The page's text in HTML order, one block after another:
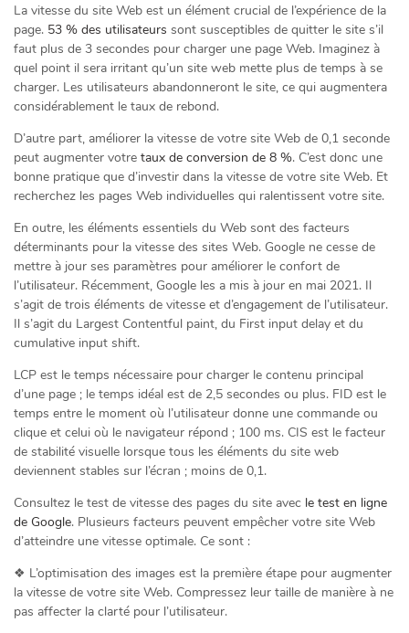
La vitesse du site Web est un élément crucial de l’expérience de la
page. 53 % des utilisateurs sont susceptibles de quitter le site s’il
faut plus de 3 secondes pour charger une page Web. Imaginez à
quel point il sera irritant qu’un site web mette plus de temps à se
charger. Les utilisateurs abandonneront le site, ce qui augmentera
considérablement le taux de rebond.
D’autre part, améliorer la vitesse de votre site Web de 0,1 seconde
peut augmenter votre taux de conversion de 8 %. C’est donc une
bonne pratique que d’investir dans la vitesse de votre site Web. Et
recherchez les pages Web individuelles qui ralentissent votre site.
En outre, les éléments essentiels du Web sont des facteurs
déterminants pour la vitesse des sites Web. Google ne cesse de
mettre à jour ses paramètres pour améliorer le confort de
l’utilisateur. Récemment, Google les a mis à jour en mai 2021. Il
s’agit de trois éléments de vitesse et d’engagement de l’utilisateur.
Il s’agit du Largest Contentful paint, du First input delay et du
cumulative input shift.
LCP est le temps nécessaire pour charger le contenu principal
d’une page ; le temps idéal est de 2,5 secondes ou plus. FID est le
temps entre le moment où l’utilisateur donne une commande ou
clique et celui où le navigateur répond ; 100 ms. CIS est le facteur
de stabilité visuelle lorsque tous les éléments du site web
deviennent stables sur l’écran ; moins de 0,1.
Consultez le test de vitesse des pages du site avec le test en ligne
de Google. Plusieurs facteurs peuvent empêcher votre site Web
d’atteindre une vitesse optimale. Ce sont :
❖ L’optimisation des images est la première étape pour augmenter
la vitesse de votre site Web. Compressez leur taille de manière à ne
pas affecter la clarté pour l’utilisateur.